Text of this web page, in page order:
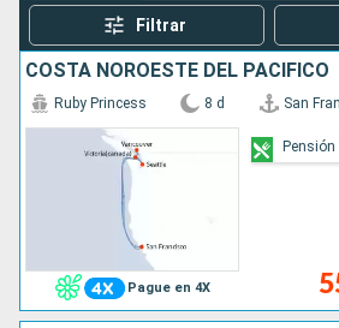
Filtrar
COSTA NOROESTE DEL PACÍFICO
Pague en 4X
Ruby Princess 8 d San
Pensión